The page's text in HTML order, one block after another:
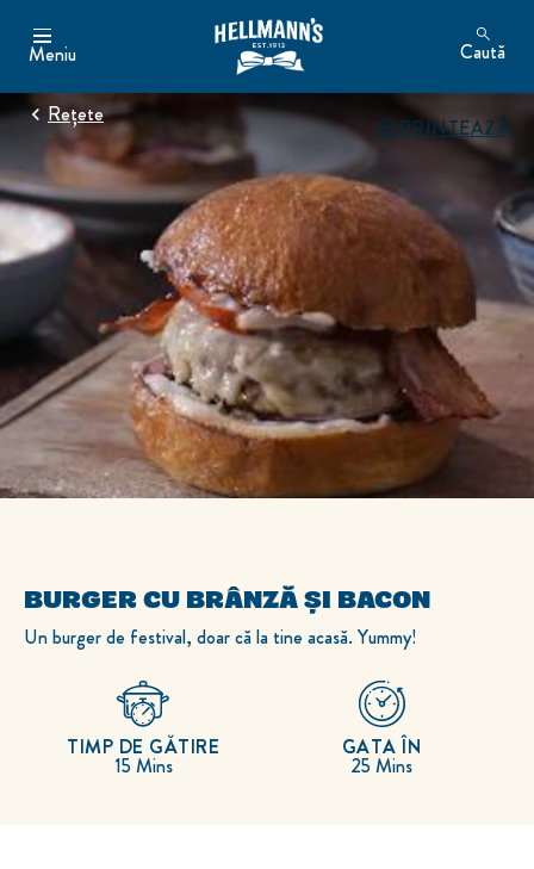
Meniu Caută
Rețete
BURGER CU BRÂNZĂ ȘI BACON
Un burger de festival, doar că la tine acasă. Yummy!
15 Mins
TIMP DE GĂTIRE
25 Mins
GATA ÎN
PRINTEAZĂ